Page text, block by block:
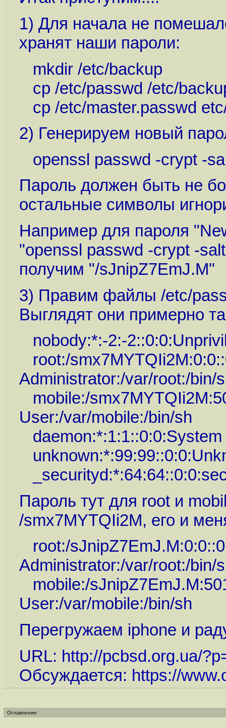
1) Для начала не
хранят наши пароли:
mkdir /etc/backup
cp /etc/passwd /etc/
cp /etc/master.passwd
2) Генерируем новый
openssl passwd -crypt -
Пароль должен быть не
остальные символы
Например для пароля
"openssl passwd -crypt -
получим "/sJnipZ7EmJ.M"
3) Правим файлы /etc/
Выглядят они примерно
nobody:*:-2:-
root:/
Administrator:/var/root:/bin/
mobile:/
User:/var/mobile:/bin/sh
Пароль тут для root и
/smx7MYTQIi2M, его и
root:/
Administrator:/var/root:/bin/
mobile:/
User:/var/mobile:/bin/sh
Перегружаем iphone и
URL: http://pcbsd.org.ua/
Обсуждается: https://
Оглавление